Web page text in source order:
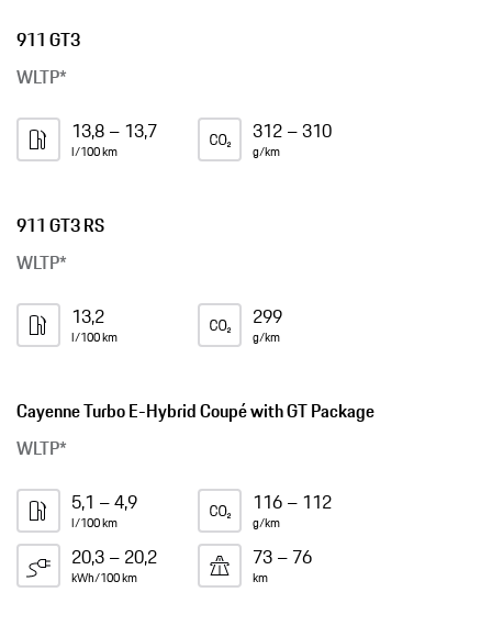
911 GT3
WLTP*
13,8 – 13,7
l/100 km
312 – 310
g/km
911 GT3 RS
WLTP*
13,2
l/100 km
299
g/km
Cayenne Turbo E-Hybrid Coupé with GT Package
WLTP*
5,1 – 4,9
l/100 km
116 – 112
g/km
20,3 – 20,2
kWh/100 km
73 – 76
km